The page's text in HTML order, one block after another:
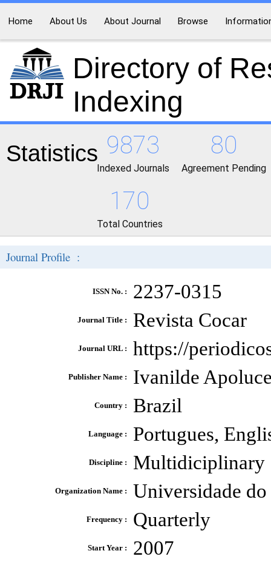
Home About Us About Journal Browse
Directory of
Indexing
Statistics 9873
Indexed Journals
80
Agreement Pending
170
Total Countries
Journal Profile :
ISSN No. : 2237-0315
Journal Title : Revista Cocar
Journal URL : https://
Publisher Name : Ivanilde
Country : Brazil
Language : Portugues,
Discipline : Multidiciplinary
Organization Name : Universidade do
Frequency : Quarterly
Start Year : 2007